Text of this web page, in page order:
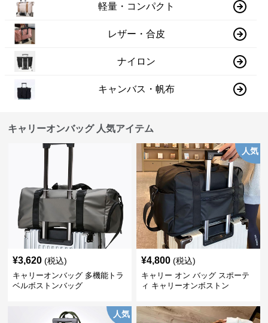
軽量・コンパクト
レザー・合皮
ナイロン
キャンバス・帆布
キャリーオンバッグ 人気アイテム
¥3,620 (税込)
キャリーオンバッグ 多機能トラ
ベルボストンバッグ
人気
¥4,800 (税込)
キャリー オン バッグ スポーテ
ィ キャリーオンボストン
人気